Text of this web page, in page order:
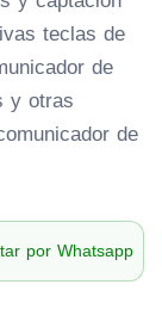
teclas de
de
y otras
de
por Whatsapp